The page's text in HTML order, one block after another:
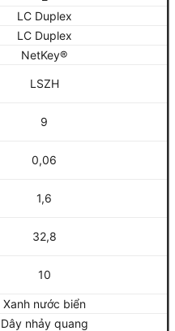
LC Duplex
LC Duplex
NetKey®
LSZH
9
0,06
1,6
32,8
10
Xanh nước biển
Dây nhảy quang